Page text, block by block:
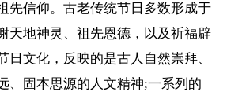
先信仰。古老传统节日多数形成于
天地神灵、祖先恩德，以及祈福辟
日文化，反映的是古人自然崇拜、
、固本思源的人文精神;一系列的